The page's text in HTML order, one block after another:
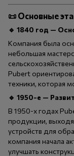
📜 Основные
🔹 1840 год —
Компания была
небольшая
Pubert
техники, которая
🔹 1950-е —
В 1950-х годах
продукции,
устройств для
компания начала
улучшать